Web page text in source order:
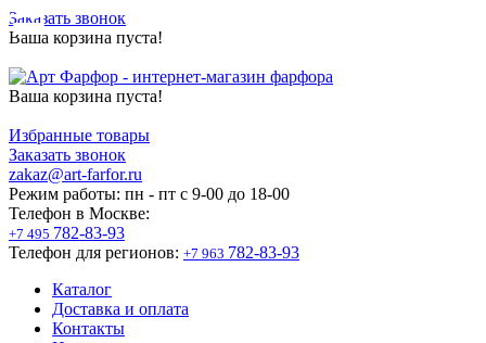
Заказать звонок
Ваша корзина пуста!
Ваша корзина пуста!
Избранные товары
Заказать звонок
zakaz@art-farfor.ru
Режим работы: пн - пт c 9-00 до 18-00
Телефон в Москве:
+7 495 782-83-93
Телефон для регионов: +7 963 782-83-93
Каталог
Доставка и оплата
Контакты